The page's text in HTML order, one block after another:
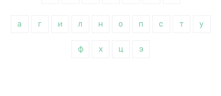
а г и л н о п с т у
ф х ц э